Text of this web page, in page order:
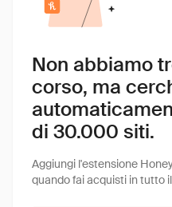
Non abbiamo
corso, ma
di 30.000 siti.
Aggiungi l'estensione
quando fai acquisti in tutto